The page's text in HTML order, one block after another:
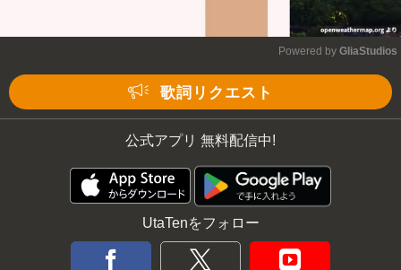
Powered by GliaStudios
歌詞リクエスト
公式アプリ 無料配信中!
UtaTenをフォロー